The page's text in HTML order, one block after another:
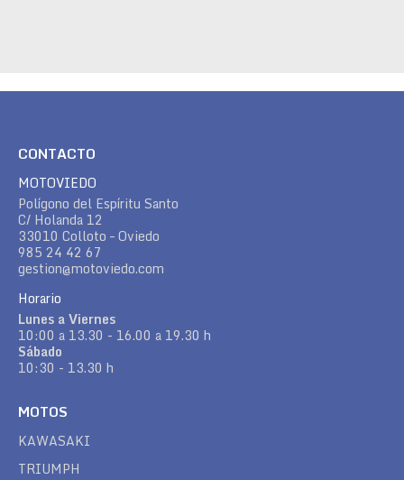
CONTACTO
MOTOVIEDO
Polígono del Espíritu Santo
C/ Holanda 12
33010 Colloto – Oviedo
985 24 42 67
gestion@motoviedo.com
Horario
Lunes a Viernes
10:00 a 13.30 - 16.00 a 19.30 h
Sábado
10:30 - 13.30 h
MOTOS
KAWASAKI
TRIUMPH